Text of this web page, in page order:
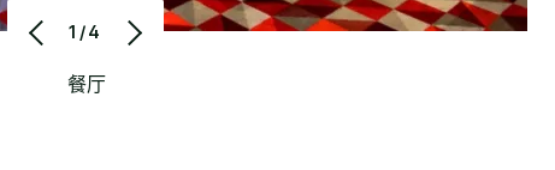
餐厅
1/4